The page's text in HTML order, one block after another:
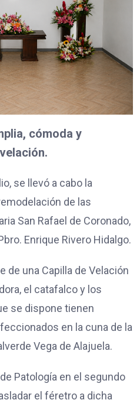
cómoda y
se llevó a cabo la
de las
San Rafael de Coronado,
Enrique Rivero Hidalgo.
de una Capilla de Velación
el catafalco y los
se dispone tienen
en la cuna de la
Vega de Alajuela.
Patología en el segundo
el féretro a dicha